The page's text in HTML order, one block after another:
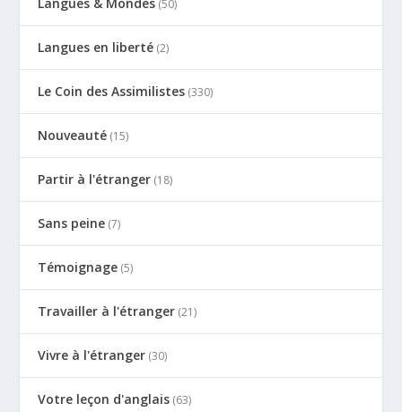
(50)
Langues en liberté (2)
Le Coin des Assimilistes (330)
Nouveauté (15)
Partir à l'étranger (18)
Sans peine (7)
Témoignage (5)
Travailler à l'étranger (21)
Vivre à l'étranger (30)
Votre leçon d'anglais (63)